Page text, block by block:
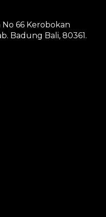
No 66 Kerobokan
Badung Bali, 80361.